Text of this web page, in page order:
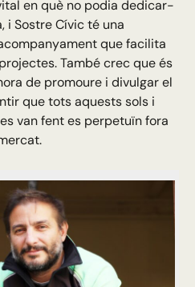
en què no podia dedicar-
i Sostre Cívic té una
que facilita
També crec que és
de promoure i divulgar el
que tots aquests sols i
van fent es perpetuïn fora